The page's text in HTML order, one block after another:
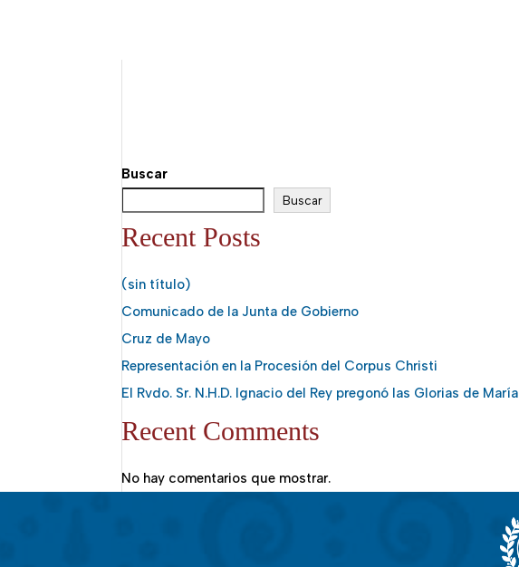
Buscar
Buscar
Recent Posts
(sin título)
Comunicado de la Junta de Gobierno
Cruz de Mayo
Representación en la Procesión del Corpus Christi
El Rvdo. Sr. N.H.D. Ignacio del Rey pregonó las Glorias de María
Recent Comments
No hay comentarios que mostrar.